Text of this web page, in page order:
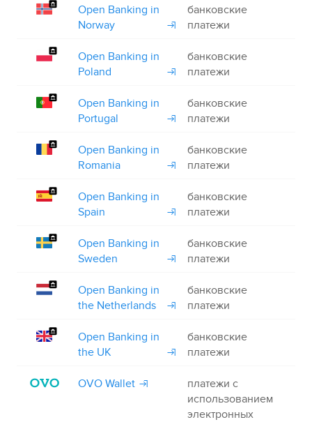
Open Banking in
Norway
банковские
платежи
Open Banking in
Poland
банковские
платежи
Open Banking in
Portugal
банковские
платежи
Open Banking in
Romania
банковские
платежи
Open Banking in
Spain
банковские
платежи
Open Banking in
Sweden
банковские
платежи
Open Banking in
the Netherlands
банковские
платежи
Open Banking in
the UK
банковские
платежи
OVO Wallet
платежи с
использованием
электронных